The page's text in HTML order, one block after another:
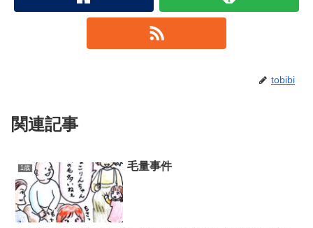
tobibi
関連記事
1歳 毛量事件